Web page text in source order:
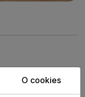
O cookies